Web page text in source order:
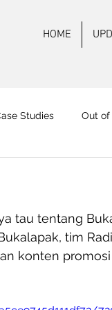
HOME
Studies Out of
tau tentang
tim
konten